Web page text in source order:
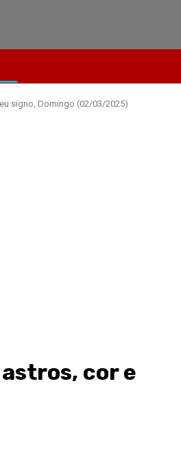
signo, Domingo (02/03/2025)
cor e